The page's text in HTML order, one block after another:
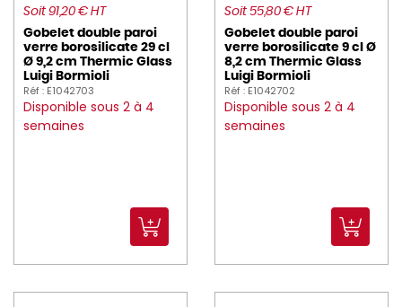
Soit 91,20 € HT
Gobelet double paroi
verre borosilicate 29 cl
Ø 9,2 cm Thermic Glass
Luigi Bormioli
Réf : E1042703
Disponible sous 2 à 4
semaines
Soit 55,80 € HT
Gobelet double paroi
verre borosilicate 9 cl Ø
8,2 cm Thermic Glass
Luigi Bormioli
Réf : E1042702
Disponible sous 2 à 4
semaines